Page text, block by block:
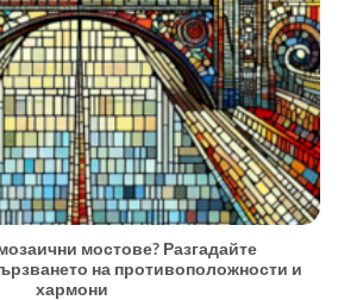
мостове? Разгадайте
на противоположности и
хармони